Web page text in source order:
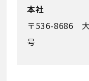
本社
〒536-8686
号